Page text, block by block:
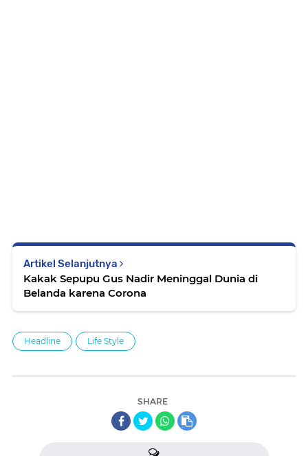
Artikel Selanjutnya
Kakak Sepupu Gus Nadir Meninggal Dunia di
Belanda karena Corona
Headline Life Style
SHARE